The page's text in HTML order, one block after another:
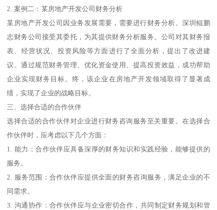
2. 案例二：某房地产开发公司财务分析
某房地产开发公司因业务发展需要，需要进行财务分析。深圳鲲鹏
志财务公司接受其委托，为其提供财务分析服务。公司对其财务报
表、经营状况、投资风险等方面进行了全面分析，提出了改进建
议。通过规范财务管理、优化资金使用、提高投资效益，成功帮助
企业实现财务目标。终，该企业在房地产开发领域取得了显著成
绩，实现了企业的战略目标。
三、选择合适的合作伙伴
选择合适的合作伙伴对企业进行财务咨询服务至关重要。在选择合
作伙伴时，应考虑以下几个方面：
1. 能力：合作伙伴应具备深厚的财务知识和实践经验，能够提供的
服务。
2. 服务范围：合作伙伴应提供全面的财务咨询服务，满足企业的不
同需求。
3. 沟通协作：合作伙伴应与企业密切合作，共同制定财务规划和管